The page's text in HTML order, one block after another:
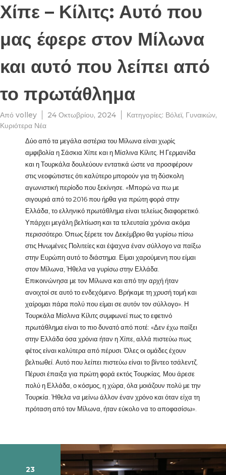
Χίπε – Κίλιτς: Αυτό που
μας έφερε στον Μίλωνα
και αυτό που λείπει από
το πρωτάθλημα
Από volley 24 Οκτωβρίου, 2024 Κατηγορίες: Βόλεϊ, Γυναικών,
Κυριότερα Νέα
Δύο από τα μεγάλα αστέρια του Μίλωνα είναι χωρίς
αμφιβολία η Σάσκια Χίπε και η Μίσλινα Κίλιτς. Η Γερμανίδα
και η Τουρκάλα δουλεύουν εντατικά ώστε να προσφέρουν
στις νεοφώτιστες ότι καλύτερο μπορούν για τη δύσκολη
αγωνιστική περίοδο που ξεκίνησε. «Μπορώ να πω με
σιγουριά από το 2016 που ήρθα για πρώτη φορά στην
Ελλάδα, το ελληνικό πρωτάθλημα είναι τελείως διαφορετικό.
Υπάρχει μεγάλη βελτίωση και τα τελευταία χρόνια ακόμα
περισσότερο. Όπως ξέρετε τον Δεκέμβριο θα γυρίσω πίσω
στις Ηνωμένες Πολιτείες και έψαχνα έναν σύλλογο να παίξω
στην Ευρώπη αυτό το διάστημα. Είμαι χαρούμενη που είμαι
στον Μίλωνα, Ήθελα να γυρίσω στην Ελλάδα.
Επικοινώνησα με τον Μίλωνα και από την αρχή ήταν
ανοιχτοί σε αυτό το ενδεχόμενο. Βρήκαμε τη χρυσή τομή και
χαίρομαι πάρα πολύ που είμαι σε αυτόν τον σύλλογο». Η
Τουρκάλα Μίσλινα Κίλιτς συμφωνεί πως το εφετινό
πρωτάθλημα είναι το πιο δυνατό από ποτέ: «Δεν έχω παίξει
στην Ελλάδα όσα χρόνια ήταν η Χίπε, αλλά πιστεύω πως
φέτος είναι καλύτερα από πέρυσι. Όλες οι ομάδες έχουν
βελτιωθεί. Αυτό που λείπει πιστεύω είναι το βίντεο τσάλεντζ.
Πέρυσι έπαιξα για πρώτη φορά εκτός Τουρκίας. Μου άρεσε
πολύ η Ελλάδα, ο κόσμος, η χώρα, όλα μοιάζουν πολύ με την
Τουρκία. Ήθελα να μείνω άλλον έναν χρόνο και όταν είχα τη
πρόταση από τον Μίλωνα, ήταν εύκολο να το αποφασίσω».
23